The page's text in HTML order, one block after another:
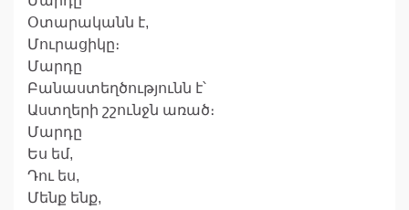
Օտարականն է,
Մուրացիկը։
Մարդը
Բանաստեղծությունն է՝
Աստղերի շշունջն առած։
Մարդը
Ես եմ,
Դու ես,
Մենք ենք,